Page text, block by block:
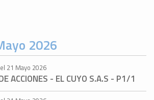
2026
21 Mayo 2026
ACCIONES - EL CUYO S.A.S - P1/1